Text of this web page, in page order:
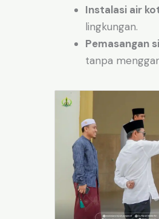
Instalasi air
lingkungan.
Pemasangan
tanpa